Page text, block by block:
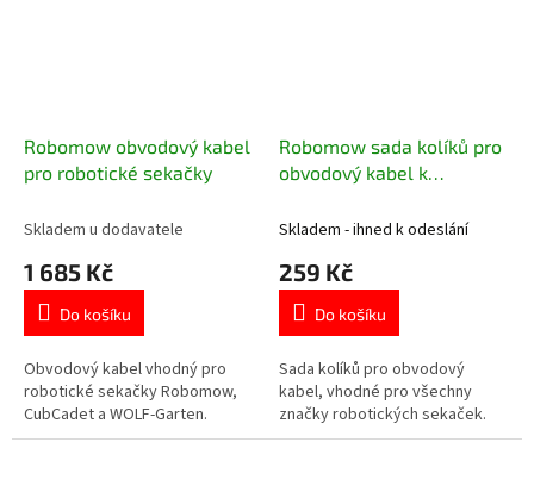
Robomow obvodový kabel
pro robotické sekačky
Skladem u dodavatele
1 685 Kč
Do košíku
Obvodový kabel vhodný pro
robotické sekačky Robomow,
CubCadet a WOLF-Garten.
Robomow sada kolíků pro
obvodový kabel k
Skladem - ihned k odeslání
259 Kč
Do košíku
Sada kolíků pro obvodový
kabel, vhodné pro všechny
značky robotických sekaček.